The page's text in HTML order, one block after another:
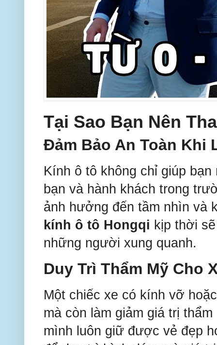
Tại Sao Bạn Nên
Đảm Bảo An Toàn Khi
Kính ô tô không chỉ giúp
bạn và hành khách trong
ảnh hưởng đến tầm nhìn và
kính ô tô Hongqi kịp thời
những người xung quanh.
Duy Trì Thẩm Mỹ Cho
Một chiếc xe có kính vỡ
mà còn làm giảm giá trị
mình luôn giữ được vẻ đẹp